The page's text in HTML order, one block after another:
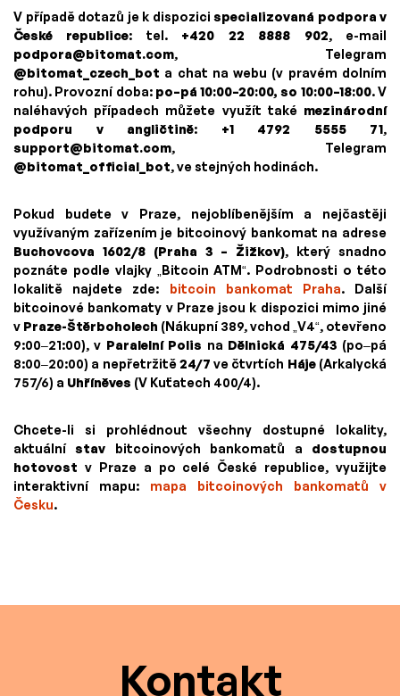
V případě dotazů je k dispozici specializovaná podpora v
České republice: tel. +420 22 8888 902, e-mail
podpora@bitomat.com, Telegram
@bitomat_czech_bot a chat na webu (v pravém dolním
rohu). Provozní doba: po–pá 10:00–20:00, so 10:00–18:00. V
naléhavých případech můžete využít také mezinárodní
podporu v angličtině: +1 4792 5555 71,
support@bitomat.com, Telegram
@bitomat_official_bot, ve stejných hodinách.
Pokud budete v Praze, nejoblíbenějším a nejčastěji
využívaným zařízením je bitcoinový bankomat na adrese
Buchovcova 1602/8 (Praha 3 – Žižkov), který snadno
poznáte podle vlajky „Bitcoin ATM“. Podrobnosti o této
lokalitě najdete zde: bitcoin bankomat Praha. Další
bitcoinové bankomaty v Praze jsou k dispozici mimo jiné
v Praze-Štěrboholech (Nákupní 389, vchod „V4“, otevřeno
9:00–21:00), v Paralelní Polis na Dělnická 475/43 (po–pá
8:00–20:00) a nepřetržitě 24/7 ve čtvrtích Háje(Arkalycká
757/6) a Uhříněves (V Kuťatech 400/4).
Chcete-li si prohlédnout všechny dostupné lokality,
aktuálnístav bitcoinových bankomatů a dostupnou
hotovost v Praze a po celé České republice, využijte
interaktivní mapu: mapa bitcoinových bankomatů v
Česku.
Kontakt